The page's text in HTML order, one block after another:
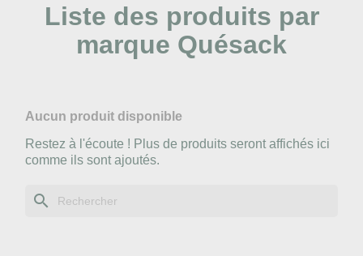
Liste des produits par
marque Quésack
Aucun produit disponible
Restez à l'écoute ! Plus de produits seront affichés ici
comme ils sont ajoutés.
search